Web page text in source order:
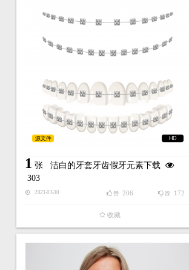
HD
源文件
1 张 洁白的牙套牙齿假牙元素下载
303
2023-03-30 踩 172
赞 206
收藏